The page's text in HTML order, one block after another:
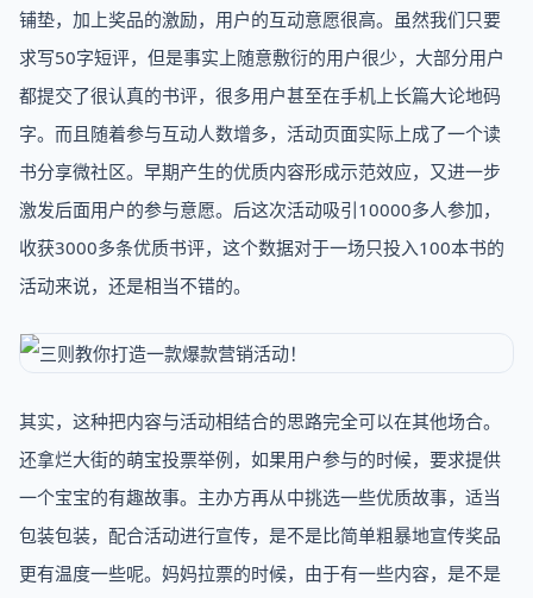
铺垫，加上奖品的激励，用户的互动意愿很高。虽然我们只要
求写50字短评，但是事实上随意敷衍的用户很少，大部分用户
都提交了很认真的书评，很多用户甚至在手机上长篇大论地码
字。而且随着参与互动人数增多，活动页面实际上成了一个读
书分享微社区。早期产生的优质内容形成示范效应，又进一步
激发后面用户的参与意愿。后这次活动吸引10000多人参加，
收获3000多条优质书评，这个数据对于一场只投入100本书的
活动来说，还是相当不错的。
其实，这种把内容与活动相结合的思路完全可以在其他场合。
还拿烂大街的萌宝投票举例，如果用户参与的时候，要求提供
一个宝宝的有趣故事。主办方再从中挑选一些优质故事，适当
包装包装，配合活动进行宣传，是不是比简单粗暴地宣传奖品
更有温度一些呢。妈妈拉票的时候，由于有一些内容，是不是